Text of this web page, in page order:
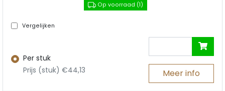
Vergelijken
Op voorraad (1)
Per stuk
Prijs (stuk) €44,13
Meer info